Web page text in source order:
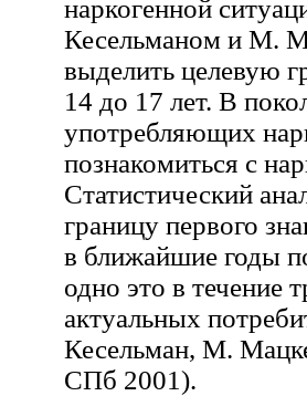
наркогенной
Кесельманом и М.
выделить целевую
14 до 17 лет. В
употребляющих
познакомиться с
Статистический
границу первого
в ближайшие годы
одно это в течение
актуальных
Кесельман, М.
СПб 2001).